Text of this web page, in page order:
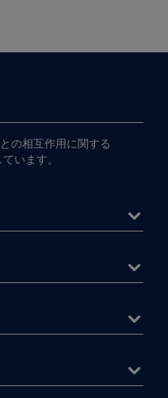
の​相互作用に​関する​
います。